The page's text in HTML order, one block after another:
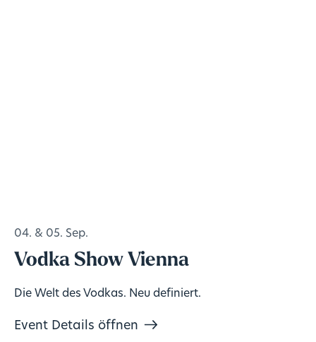
04. & 05. Sep.
Vodka Show Vienna
Die Welt des Vodkas. Neu definiert.
Event Details öffnen